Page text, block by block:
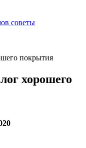
советы
покрытия
хорошего